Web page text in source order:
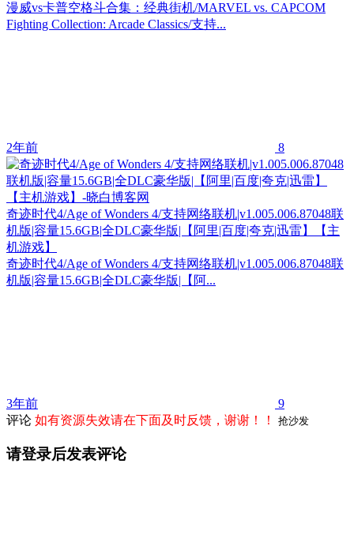
漫威vs卡普空格斗合集：经典街机/MARVEL vs. CAPCOM
Fighting Collection: Arcade Classics/支持...
2年前 8
奇迹时代4/Age of Wonders 4/支持网络联机|v1.005.006.87048联
机版|容量15.6GB|全DLC豪华版|【阿里|百度|夸克|迅雷】【主
机游戏】
奇迹时代4/Age of Wonders 4/支持网络联机|v1.005.006.87048联
机版|容量15.6GB|全DLC豪华版|【阿...
3年前
9
评论 如有资源失效请在下面及时反馈，谢谢！！ 抢沙发
请登录后发表评论